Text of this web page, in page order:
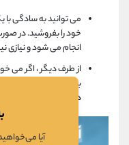
می توانید به سادگی با
خود را بفروشید. در
انجام می شود و نیازی
از طرف دیگر ، اگر می
بفروشید یا اگر می
دیگر معامله کنید ،
آیا